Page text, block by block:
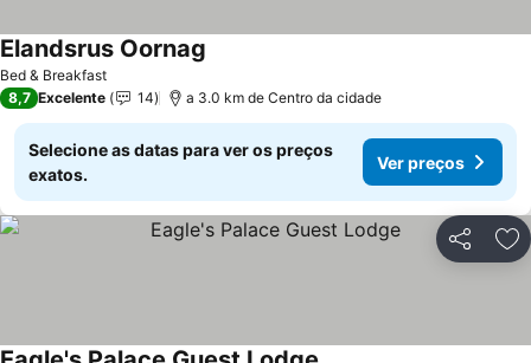
Bed & Breakfast
Elandsrus Oornag
8,7 Excelente 14 a 3.0 km de Centro da cidade
Selecione as datas para ver os preços
exatos.
Ver preços
Partilhar